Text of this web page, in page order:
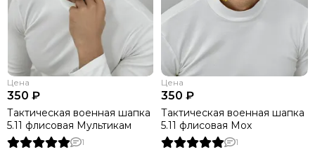
Цена
350 ₽
Тактическая военная шапка
5.11 флисовая Мультикам
1
Цена
350 ₽
Тактическая военная шапка
5.11 флисовая Мох
1